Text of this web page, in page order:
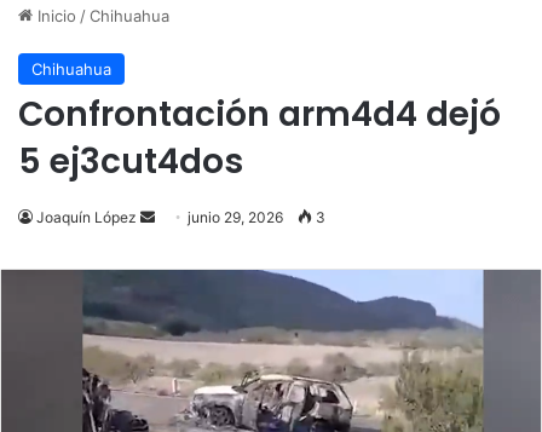
Inicio /Chihuahua
Chihuahua
Confrontación arm4d4 dejó
5 ej3cut4dos
Joaquín López
Send
email
junio 29, 2026 3